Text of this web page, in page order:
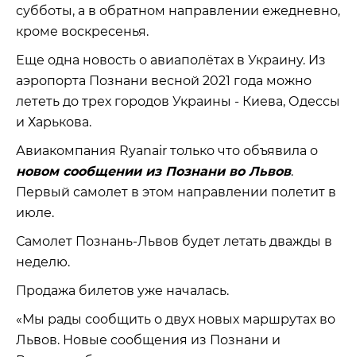
субботы, а в обратном направлении ежедневно,
кроме воскресенья.
Еще одна новость о авиаполётах в Украину. Из
аэропорта Познани весной 2021 года можно
лететь до трех городов Украины - Киева, Одессы
и Харькова.
Авиакомпания Ryanair только что объявила о
новом сообщении из Познани во Львов.
Первый самолет в этом направлении полетит в
июле.
Самолет Познань-Львов будет летать дважды в
неделю.
Продажа билетов уже началась.
«Мы рады сообщить о двух новых маршрутах во
Львов. Новые сообщения из Познани и